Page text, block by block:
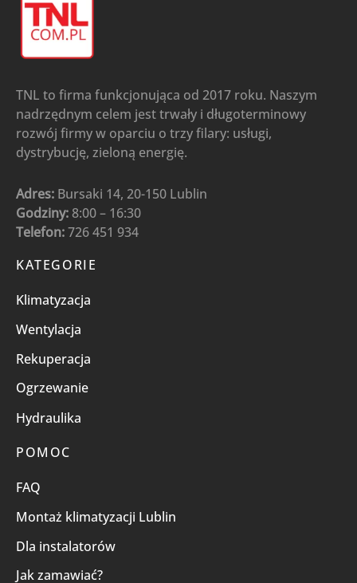
TNL to firma funkcjonująca od 2017 roku. Naszym
nadrzędnym celem jest trwały i długoterminowy
rozwój firmy w oparciu o trzy filary: usługi,
dystrybucję, zieloną energię.
Adres: Bursaki 14, 20-150 Lublin
Godziny: 8:00 – 16:30
Telefon:726 451 934
KATEGORIE
Klimatyzacja
Wentylacja
Rekuperacja
Ogrzewanie
Hydraulika
POMOC
FAQ
Montaż klimatyzacji Lublin
Dla instalatorów
Jak zamawiać?